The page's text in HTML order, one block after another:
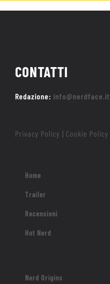
CONTATTI
Redazione: info@nerdface.it
Privacy Policy | Cookie Policy
Home
Trailer
Recensioni
Hot Nerd
Nerd Origins